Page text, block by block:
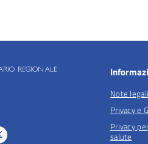
Note legali
Privacy e
Privacy
salute